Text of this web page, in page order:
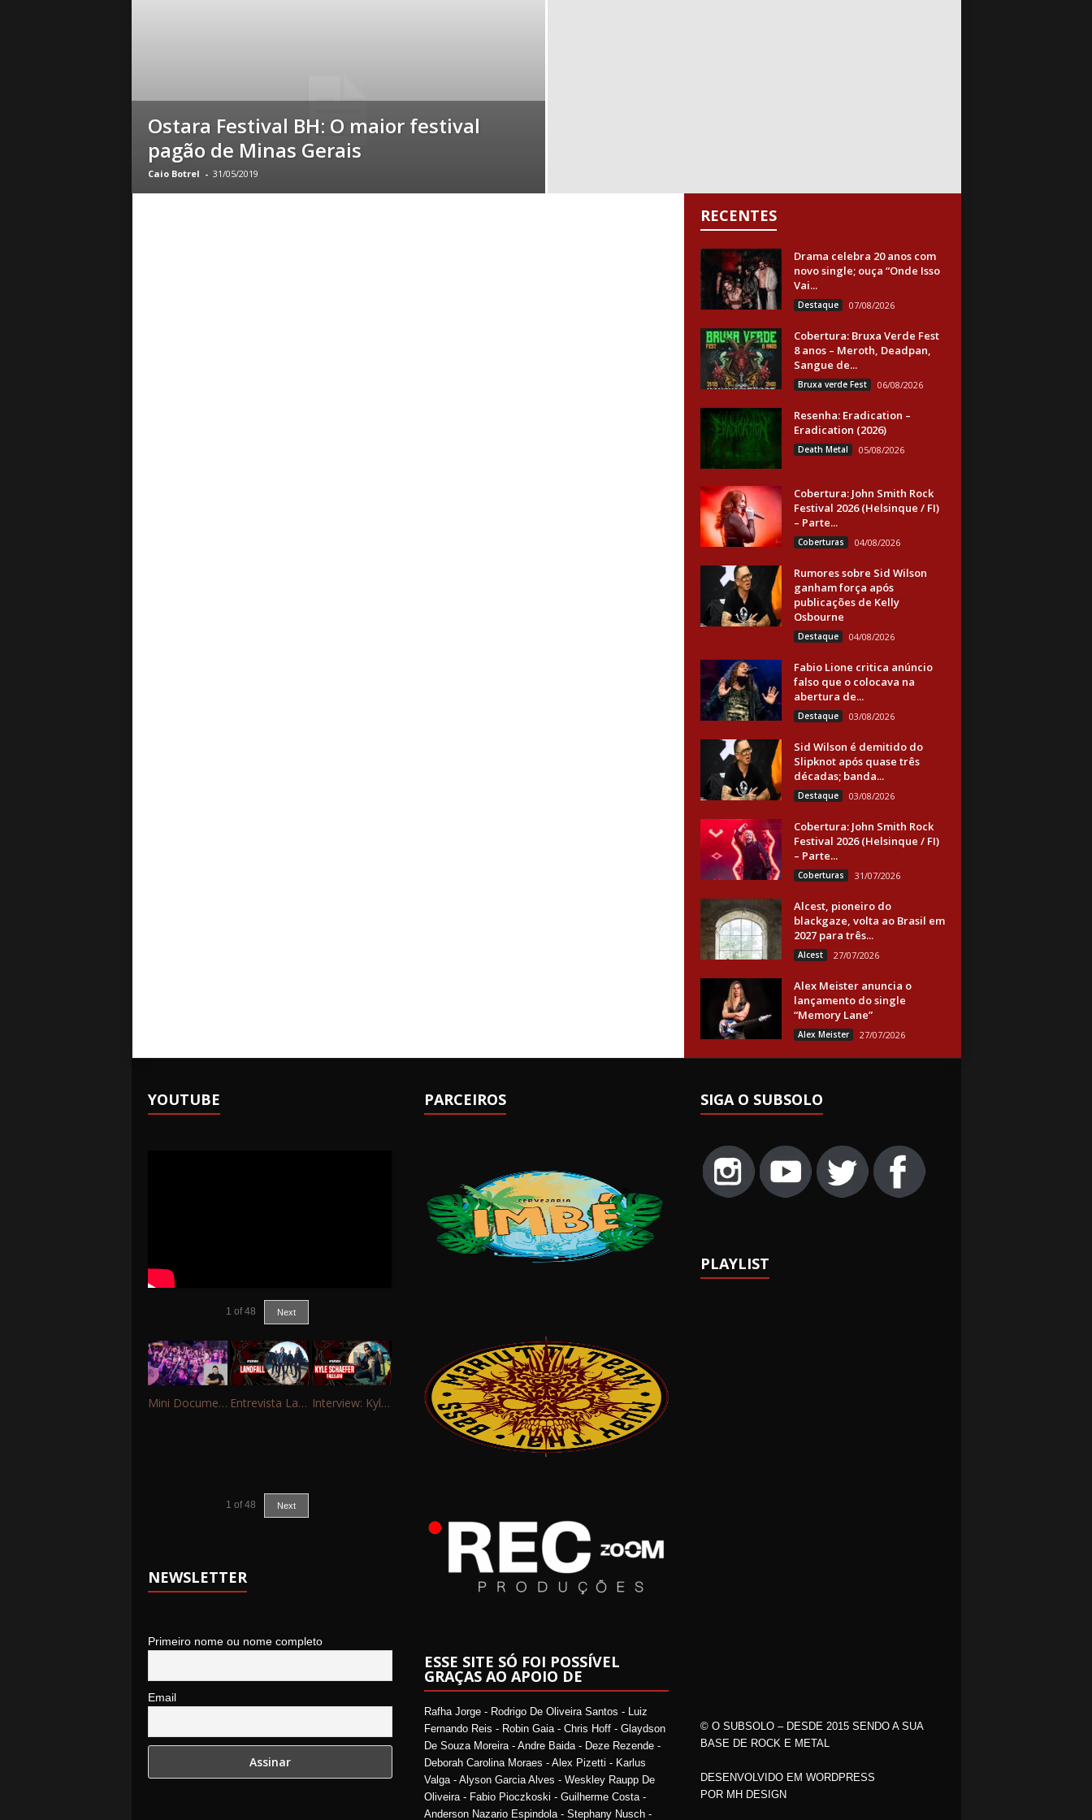
B
Ostara Festival BH: O maior festival
pagão de Minas Gerais
Caio Botrel - 31/05/2019
RECENTES
Drama celebra 20 anos com
novo single; ouça “Onde Isso
Vai...
Destaque 07/08/2026
Cobertura: Bruxa Verde Fest
8 anos – Meroth, Deadpan,
Sangue de...
Bruxa verde Fest 06/08/2026
Resenha: Eradication –
Eradication (2026)
Death Metal 05/08/2026
Cobertura: John Smith Rock
Festival 2026 (Helsinque / FI)
– Parte...
Coberturas 04/08/2026
Rumores sobre Sid Wilson
ganham força após
publicações de Kelly
Osbourne
Destaque 04/08/2026
Fabio Lione critica anúncio
falso que o colocava na
abertura de...
Destaque 03/08/2026
Sid Wilson é demitido do
Slipknot após quase três
décadas; banda...
Destaque 03/08/2026
Cobertura: John Smith Rock
Festival 2026 (Helsinque / FI)
– Parte...
Coberturas 31/07/2026
Alcest, pioneiro do
blackgaze, volta ao Brasil em
2027 para três...
Alcest 27/07/2026
Alex Meister anuncia o
lançamento do single
“Memory Lane”
Alex Meister 27/07/2026
YOUTUBE
1 of 48 Next
Mini Documentário – 10 Anos de Portinho Rock Entrevista Landfall Interview: Kyle Schaefer (Fallujah)
1 of 48 Next
NEWSLETTER
Primeiro nome ou nome completo
Email
PARCEIROS
ESSE SITE SÓ FOI POSSÍVEL
GRAÇAS AO APOIO DE
Rafha Jorge - Rodrigo De Oliveira Santos - Luiz
Fernando Reis - Robin Gaia - Chris Hoff - Glaydson
De Souza Moreira - Andre Baida - Deze Rezende -
Deborah Carolina Moraes - Alex Pizetti - Karlus
Valga - Alyson Garcia Alves - Weskley Raupp De
Oliveira - Fabio Pioczkoski - Guilherme Costa -
Anderson Nazario Espindola - Stephany Nusch -
SIGA O SUBSOLO
PLAYLIST
© O SUBSOLO – DESDE 2015 SENDO A SUA
BASE DE ROCK E METAL
DESENVOLVIDO EM WORDPRESS
POR MH DESIGN